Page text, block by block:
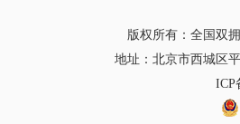
版权所有：全国双
地址：北京市西城区
ICP